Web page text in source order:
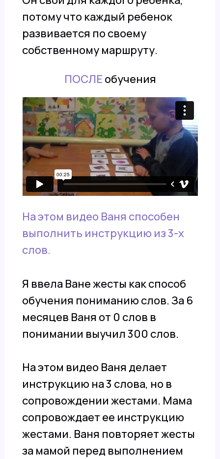
потому что каждый ребенок
развивается по своему
собственному маршруту.
ПОСЛЕ обучения
На этом видео Ваня способен
выполнить инструкцию из 3-х
слов.
Я ввела Ване жесты как способ
обучения пониманию слов. За 6
месяцев Ваня от 0 слов в
понимании выучил 300 слов.
На этом видео Ваня делает
инструкцию на 3 слова, но в
сопровождении жестами. Мама
сопровождает ее инструкцию
жестами. Ваня повторяет жесты
за мамой перед выполнением